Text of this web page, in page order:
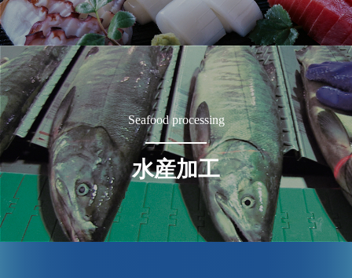
Seafood processing
水産加工